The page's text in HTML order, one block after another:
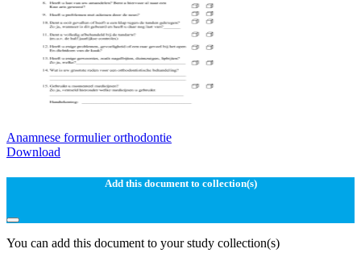
Anamnese formulier orthodontie
Download
Add this document to collection(s)
You can add this document to your study collection(s)